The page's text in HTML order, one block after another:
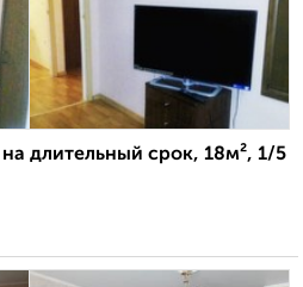
длительный срок, 18м², 1/5